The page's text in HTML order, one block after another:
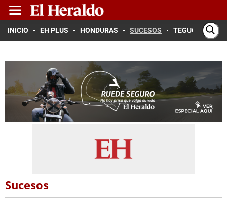
INICIO EH PLUS HONDURAS SUCESOS TEGUCIGALPA
Sucesos